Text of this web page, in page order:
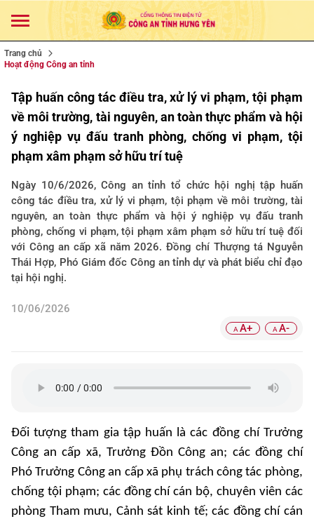
Trang chủ
Hoạt động Công an tỉnh
Tập huấn công tác điều tra, xử lý vi phạm, tội phạm
về môi trường, tài nguyên, an toàn thực phẩm và hội
ý nghiệp vụ đấu tranh phòng, chống vi phạm, tội
phạm xâm phạm sở hữu trí tuệ
Ngày 10/6/2026, Công an tỉnh tổ chức hội nghị tập huấn
công tác điều tra, xử lý vi phạm, tội phạm về môi trường, tài
nguyên, an toàn thực phẩm và hội ý nghiệp vụ đấu tranh
phòng, chống vi phạm, tội phạm xâm phạm sở hữu trí tuệ đối
với Công an cấp xã năm 2026. Đồng chí Thượng tá Nguyễn
Thái Hợp, Phó Giám đốc Công an tỉnh dự và phát biểu chỉ đạo
tại hội nghị.
10/06/2026
A A+ A A-
Đối tượng tham gia tập huấn là các đồng chí Trưởng
Công an cấp xã, Trưởng Đồn Công an; các đồng chí
Phó Trưởng Công an cấp xã phụ trách công tác phòng,
chống tội phạm; các đồng chí cán bộ, chuyên viên các
phòng Tham mưu, Cảnh sát kinh tế; các đồng chí cán